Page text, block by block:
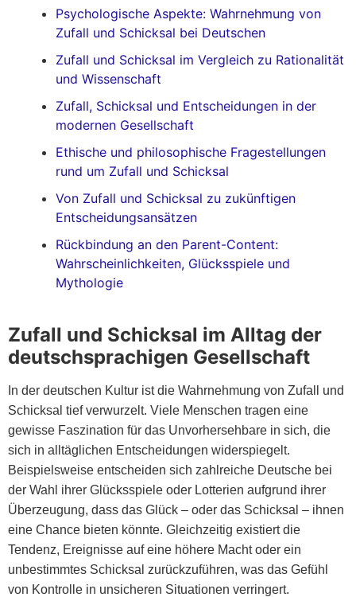
Psychologische Aspekte: Wahrnehmung von
Zufall und Schicksal bei Deutschen
Zufall und Schicksal im Vergleich zu Rationalität
und Wissenschaft
Zufall, Schicksal und Entscheidungen in der
modernen Gesellschaft
Ethische und philosophische Fragestellungen
rund um Zufall und Schicksal
Von Zufall und Schicksal zu zukünftigen
Entscheidungsansätzen
Rückbindung an den Parent-Content:
Wahrscheinlichkeiten, Glücksspiele und
Mythologie
Zufall und Schicksal im Alltag der
deutschsprachigen Gesellschaft
In der deutschen Kultur ist die Wahrnehmung von Zufall und
Schicksal tief verwurzelt. Viele Menschen tragen eine
gewisse Faszination für das Unvorhersehbare in sich, die
sich in alltäglichen Entscheidungen widerspiegelt.
Beispielsweise entscheiden sich zahlreiche Deutsche bei
der Wahl ihrer Glücksspiele oder Lotterien aufgrund ihrer
Überzeugung, dass das Glück – oder das Schicksal – ihnen
eine Chance bieten könnte. Gleichzeitig existiert die
Tendenz, Ereignisse auf eine höhere Macht oder ein
unbestimmtes Schicksal zurückzuführen, was das Gefühl
von Kontrolle in unsicheren Situationen verringert.